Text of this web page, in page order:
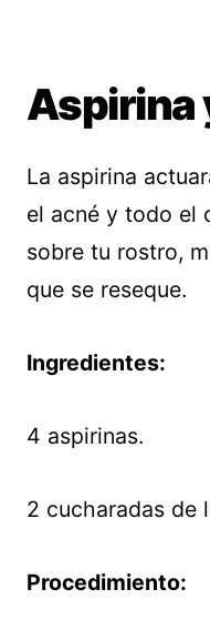
Aspirina
La aspirina
el acné y todo el
sobre tu rostro,
que se reseque.
Ingredientes:
4 aspirinas.
2 cucharadas de
Procedimiento: